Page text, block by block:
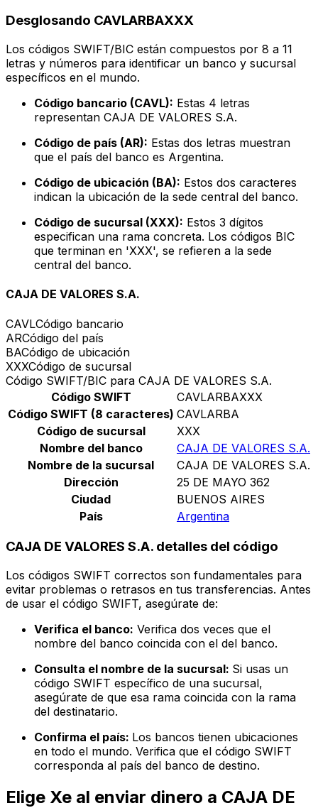
Desglosando CAVLARBAXXX
Los códigos SWIFT/BIC están compuestos por 8 a 11
letras y números para identificar un banco y sucursal
específicos en el mundo.
Código bancario (CAVL): Estas 4 letras
representan CAJA DE VALORES S.A.
Código de país (AR): Estas dos letras muestran
que el país del banco es Argentina.
Código de ubicación (BA): Estos dos caracteres
indican la ubicación de la sede central del banco.
Código de sucursal (XXX): Estos 3 dígitos
especifican una rama concreta. Los códigos BIC
que terminan en 'XXX', se refieren a la sede
central del banco.
CAJA DE VALORES S.A.
CAVLCódigo bancario
ARCódigo del país
BACódigo de ubicación
XXXCódigo de sucursal
Código SWIFT/BIC para CAJA DE VALORES S.A.
Código SWIFT
CAVLARBAXXX
Código SWIFT (8 caracteres) CAVLARBA
Código de sucursal
XXX
Nombre del banco
CAJA DE VALORES S.A.
Nombre de la sucursal
CAJA DE VALORES S.A.
Dirección
25 DE MAYO 362
Ciudad
BUENOS AIRES
País
Argentina
CAJA DE VALORES S.A. detalles del código
Los códigos SWIFT correctos son fundamentales para
evitar problemas o retrasos en tus transferencias. Antes
de usar el código SWIFT, asegúrate de:
Verifica el banco: Verifica dos veces que el
nombre del banco coincida con el del banco.
Consulta el nombre de la sucursal: Si usas un
código SWIFT específico de una sucursal,
asegúrate de que esa rama coincida con la rama
del destinatario.
Confirma el país: Los bancos tienen ubicaciones
en todo el mundo. Verifica que el código SWIFT
corresponda al país del banco de destino.
Elige Xe al enviar dinero a CAJA DE